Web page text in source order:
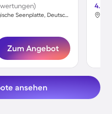
Waren (Müritz), Mecklenburgische Seenplatte, Deutschland
Zum Angebot
4.4
ansehen